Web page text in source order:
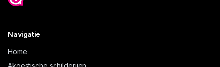
Navigatie
Home